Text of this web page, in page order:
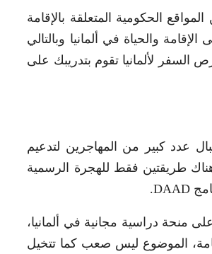
الحكومية المتعلقة بالإقامة
والحياة في ألمانيا وبالتالي
السفر لألمانيا تقوم بتدريبك على
عدد كبير من المهاجرين لتدعيم
طريقتين فقط للهجرة الرسمية
منحة دراسية مجانية في ألمانيا،
الموضوع ليس صعب كما تتخيل